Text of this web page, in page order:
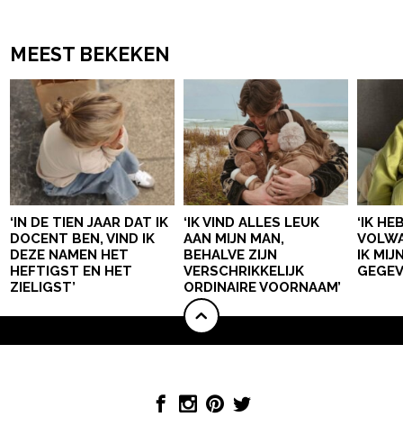
MEEST BEKEKEN
‘IN DE TIEN JAAR DAT IK
DOCENT BEN, VIND IK
DEZE NAMEN HET
HEFTIGST EN HET
ZIELIGST’
‘IK VIND ALLES LEUK
AAN MIJN MAN,
BEHALVE ZIJN
VERSCHRIKKELIJK
ORDINAIRE VOORNAAM’
‘IK
IK